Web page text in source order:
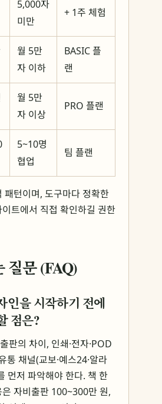
5,000자
미만
+ 1주 체험
월 5만
자 이하
BASIC 플
랜
월 5만
자 이상
PRO 플랜
5~10명
협업
팀 플랜
패턴이며, 도구마다 정확한
트에서 직접 확인하길 권한
질문 (FAQ)
인을 시작하기 전에
점은?
판의 차이, 인쇄·전자·POD
통 채널(교보·예스24·알라
먼저 파악해야 한다. 책 한
자비출판 100~300만 원,